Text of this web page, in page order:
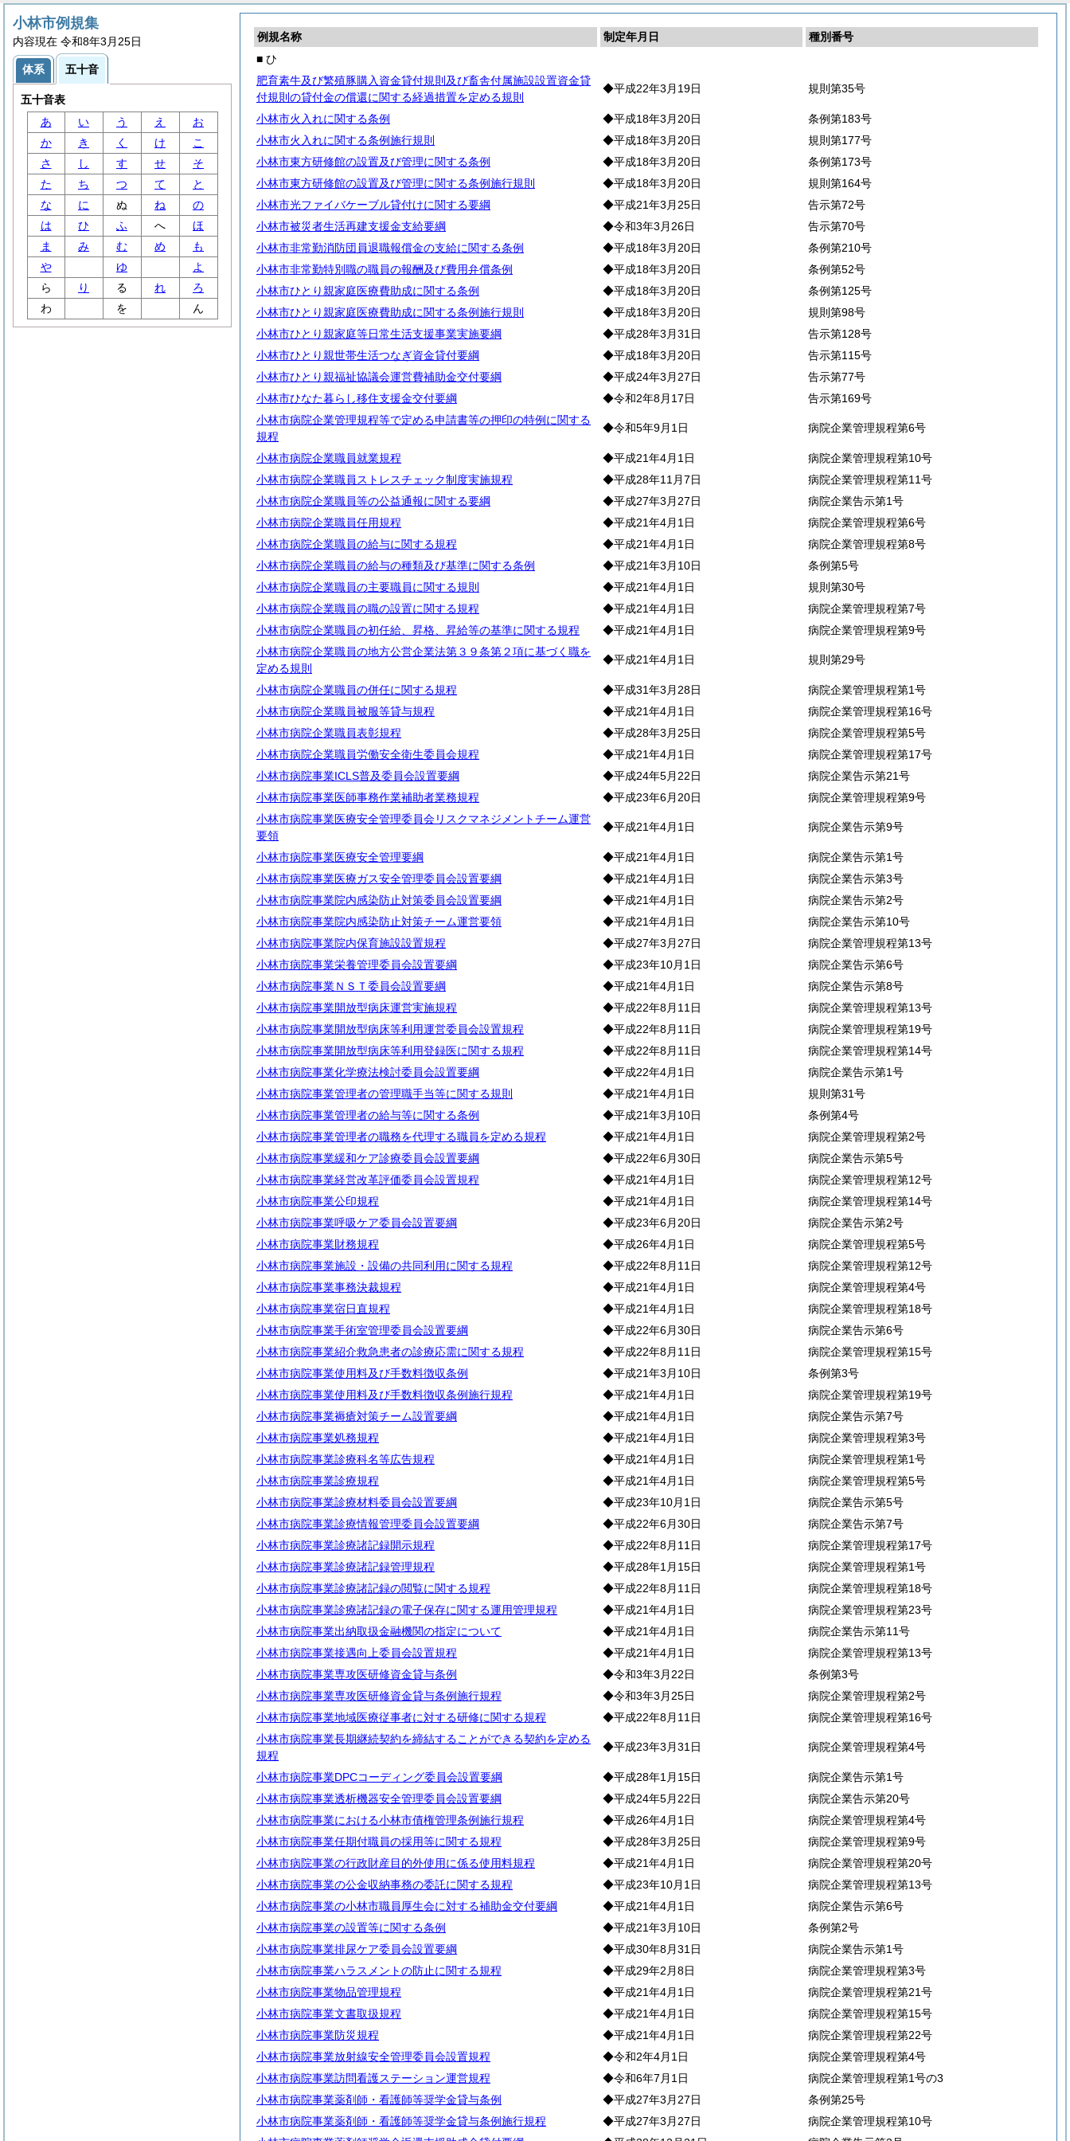
例規名称 制定年月日
種別番号
■ ひ
肥育素牛及び繁殖豚購入資金貸付規則及び畜舎付属施設設置資金貸
付規則の貸付金の償還に関する経過措置を定める規則
◆平成22年3月19日 規則第35号
小林市火入れに関する条例 ◆平成18年3月20日
条例第183号
小林市火入れに関する条例施行規則
◆平成18年3月20日
規則第177号
小林市東方研修館の設置及び管理に関する条例
◆平成18年3月20日
条例第173号
小林市東方研修館の設置及び管理に関する条例施行規則
◆平成18年3月20日
規則第164号
小林市光ファイバケーブル貸付けに関する要綱
◆平成21年3月25日
告示第72号
小林市被災者生活再建支援金支給要綱
◆令和3年3月26日
告示第70号
小林市非常勤消防団員退職報償金の支給に関する条例
◆平成18年3月20日
条例第210号
小林市非常勤特別職の職員の報酬及び費用弁償条例
◆平成18年3月20日
条例第52号
小林市ひとり親家庭医療費助成に関する条例
◆平成18年3月20日
条例第125号
小林市ひとり親家庭医療費助成に関する条例施行規則
◆平成18年3月20日
規則第98号
小林市ひとり親家庭等日常生活支援事業実施要綱
◆平成28年3月31日
告示第128号
小林市ひとり親世帯生活つなぎ資金貸付要綱
◆平成18年3月20日
告示第115号
小林市ひとり親福祉協議会運営費補助金交付要綱
◆平成24年3月27日
告示第77号
小林市ひなた暮らし移住支援金交付要綱
◆令和2年8月17日
告示第169号
小林市病院企業管理規程等で定める申請書等の押印の特例に関する
規程
◆令和5年9月1日 病院企業管理規程第6号
小林市病院企業職員就業規程 ◆平成21年4月1日
病院企業管理規程第10号
小林市病院企業職員ストレスチェック制度実施規程
◆平成28年11月7日
病院企業管理規程第11号
小林市病院企業職員等の公益通報に関する要綱
◆平成27年3月27日
病院企業告示第1号
小林市病院企業職員任用規程
◆平成21年4月1日
病院企業管理規程第6号
小林市病院企業職員の給与に関する規程
◆平成21年4月1日
病院企業管理規程第8号
小林市病院企業職員の給与の種類及び基準に関する条例
◆平成21年3月10日
条例第5号
小林市病院企業職員の主要職員に関する規則
◆平成21年4月1日
規則第30号
小林市病院企業職員の職の設置に関する規程
◆平成21年4月1日
病院企業管理規程第7号
小林市病院企業職員の初任給、昇格、昇給等の基準に関する規程
◆平成21年4月1日
病院企業管理規程第9号
小林市病院企業職員の地方公営企業法第３９条第２項に基づく職を
定める規則
◆平成21年4月1日 規則第29号
小林市病院企業職員の併任に関する規程 ◆平成31年3月28日
病院企業管理規程第1号
小林市病院企業職員被服等貸与規程
◆平成21年4月1日
病院企業管理規程第16号
小林市病院企業職員表彰規程
◆平成28年3月25日
病院企業管理規程第5号
小林市病院企業職員労働安全衛生委員会規程
◆平成21年4月1日
病院企業管理規程第17号
小林市病院事業ICLS普及委員会設置要綱
◆平成24年5月22日
病院企業告示第21号
小林市病院事業医師事務作業補助者業務規程
◆平成23年6月20日
病院企業管理規程第9号
小林市病院事業医療安全管理委員会リスクマネジメントチーム運営
要領
◆平成21年4月1日 病院企業告示第9号
小林市病院事業医療安全管理要綱 ◆平成21年4月1日
病院企業告示第1号
小林市病院事業医療ガス安全管理委員会設置要綱
◆平成21年4月1日
病院企業告示第3号
小林市病院事業院内感染防止対策委員会設置要綱
◆平成21年4月1日
病院企業告示第2号
小林市病院事業院内感染防止対策チーム運営要領
◆平成21年4月1日
病院企業告示第10号
小林市病院事業院内保育施設設置規程
◆平成27年3月27日
病院企業管理規程第13号
小林市病院事業栄養管理委員会設置要綱
◆平成23年10月1日
病院企業告示第6号
小林市病院事業ＮＳＴ委員会設置要綱
◆平成21年4月1日
病院企業告示第8号
小林市病院事業開放型病床運営実施規程
◆平成22年8月11日
病院企業管理規程第13号
小林市病院事業開放型病床等利用運営委員会設置規程
◆平成22年8月11日
病院企業管理規程第19号
小林市病院事業開放型病床等利用登録医に関する規程
◆平成22年8月11日
病院企業管理規程第14号
小林市病院事業化学療法検討委員会設置要綱
◆平成22年4月1日
病院企業告示第1号
小林市病院事業管理者の管理職手当等に関する規則
◆平成21年4月1日
規則第31号
小林市病院事業管理者の給与等に関する条例
◆平成21年3月10日
条例第4号
小林市病院事業管理者の職務を代理する職員を定める規程
◆平成21年4月1日
病院企業管理規程第2号
小林市病院事業緩和ケア診療委員会設置要綱
◆平成22年6月30日
病院企業告示第5号
小林市病院事業経営改革評価委員会設置規程
◆平成21年4月1日
病院企業管理規程第12号
小林市病院事業公印規程
◆平成21年4月1日
病院企業管理規程第14号
小林市病院事業呼吸ケア委員会設置要綱
◆平成23年6月20日
病院企業告示第2号
小林市病院事業財務規程
◆平成26年4月1日
病院企業管理規程第5号
小林市病院事業施設・設備の共同利用に関する規程
◆平成22年8月11日
病院企業管理規程第12号
小林市病院事業事務決裁規程
◆平成21年4月1日
病院企業管理規程第4号
小林市病院事業宿日直規程
◆平成21年4月1日
病院企業管理規程第18号
小林市病院事業手術室管理委員会設置要綱
◆平成22年6月30日
病院企業告示第6号
小林市病院事業紹介救急患者の診療応需に関する規程
◆平成22年8月11日
病院企業管理規程第15号
小林市病院事業使用料及び手数料徴収条例
◆平成21年3月10日
条例第3号
小林市病院事業使用料及び手数料徴収条例施行規程
◆平成21年4月1日
病院企業管理規程第19号
小林市病院事業褥瘡対策チーム設置要綱
◆平成21年4月1日
病院企業告示第7号
小林市病院事業処務規程
◆平成21年4月1日
病院企業管理規程第3号
小林市病院事業診療科名等広告規程
◆平成21年4月1日
病院企業管理規程第1号
小林市病院事業診療規程
◆平成21年4月1日
病院企業管理規程第5号
小林市病院事業診療材料委員会設置要綱
◆平成23年10月1日
病院企業告示第5号
小林市病院事業診療情報管理委員会設置要綱
◆平成22年6月30日
病院企業告示第7号
小林市病院事業診療諸記録開示規程
◆平成22年8月11日
病院企業管理規程第17号
小林市病院事業診療諸記録管理規程
◆平成28年1月15日
病院企業管理規程第1号
小林市病院事業診療諸記録の閲覧に関する規程
◆平成22年8月11日
病院企業管理規程第18号
小林市病院事業診療諸記録の電子保存に関する運用管理規程
◆平成21年4月1日
病院企業管理規程第23号
小林市病院事業出納取扱金融機関の指定について
◆平成21年4月1日
病院企業告示第11号
小林市病院事業接遇向上委員会設置規程
◆平成21年4月1日
病院企業管理規程第13号
小林市病院事業専攻医研修資金貸与条例
◆令和3年3月22日
条例第3号
小林市病院事業専攻医研修資金貸与条例施行規程
◆令和3年3月25日
病院企業管理規程第2号
小林市病院事業地域医療従事者に対する研修に関する規程
◆平成22年8月11日
病院企業管理規程第16号
小林市病院事業長期継続契約を締結することができる契約を定める
規程
◆平成23年3月31日 病院企業管理規程第4号
小林市病院事業DPCコーディング委員会設置要綱 ◆平成28年1月15日
病院企業告示第1号
小林市病院事業透析機器安全管理委員会設置要綱
◆平成24年5月22日
病院企業告示第20号
小林市病院事業における小林市債権管理条例施行規程
◆平成26年4月1日
病院企業管理規程第4号
小林市病院事業任期付職員の採用等に関する規程
◆平成28年3月25日
病院企業管理規程第9号
小林市病院事業の行政財産目的外使用に係る使用料規程
◆平成21年4月1日
病院企業管理規程第20号
小林市病院事業の公金収納事務の委託に関する規程
◆平成23年10月1日
病院企業管理規程第13号
小林市病院事業の小林市職員厚生会に対する補助金交付要綱
◆平成21年4月1日
病院企業告示第6号
小林市病院事業の設置等に関する条例
◆平成21年3月10日
条例第2号
小林市病院事業排尿ケア委員会設置要綱
◆平成30年8月31日
病院企業告示第1号
小林市病院事業ハラスメントの防止に関する規程
◆平成29年2月8日
病院企業管理規程第3号
小林市病院事業物品管理規程
◆平成21年4月1日
病院企業管理規程第21号
小林市病院事業文書取扱規程
◆平成21年4月1日
病院企業管理規程第15号
小林市病院事業防災規程
◆平成21年4月1日
病院企業管理規程第22号
小林市病院事業放射線安全管理委員会設置規程
◆令和2年4月1日
病院企業管理規程第4号
小林市病院事業訪問看護ステーション運営規程
◆令和6年7月1日
病院企業管理規程第1号の3
小林市病院事業薬剤師・看護師等奨学金貸与条例
◆平成27年3月27日
条例第25号
小林市病院事業薬剤師・看護師等奨学金貸与条例施行規程
◆平成27年3月27日
病院企業管理規程第10号
小林市例規集
内容現在 令和8年3月25日
体系 五十音
五十音表
あ
い う え
お
か
き く け
こ
さ
し す せ
そ
た
ち つ て
と
な
に ぬ ね
の
は
ひ ふ へ
ほ
ま
み む め
も
や
ゆ
よ
ら
り る れ
ろ
わ
を ん